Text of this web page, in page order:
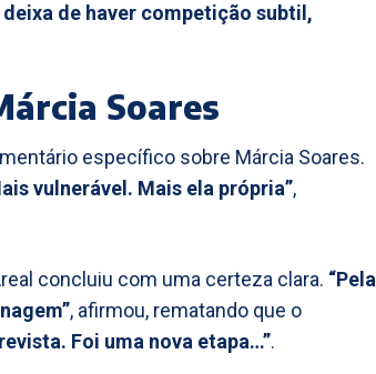
deixa de haver competição subtil,
Soares
específico sobre Márcia Soares.
vulnerável. Mais ela própria”,
concluiu com uma certeza clara. “Pela
, afirmou, rematando que o
Foi uma nova etapa…”.